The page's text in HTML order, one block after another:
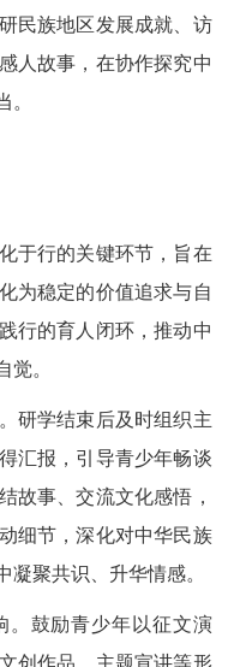
民族地区发展成就、访
人故事，在协作探究中
行的关键环节，旨在
为稳定的价值追求与自
的育人闭环，推动中
。
学结束后及时组织主
汇报，引导青少年畅谈
故事、交流文化感悟，
细节，深化对中华民族
聚共识、升华情感。
鼓励青少年以征文演